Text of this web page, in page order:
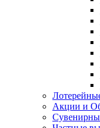
Акции и